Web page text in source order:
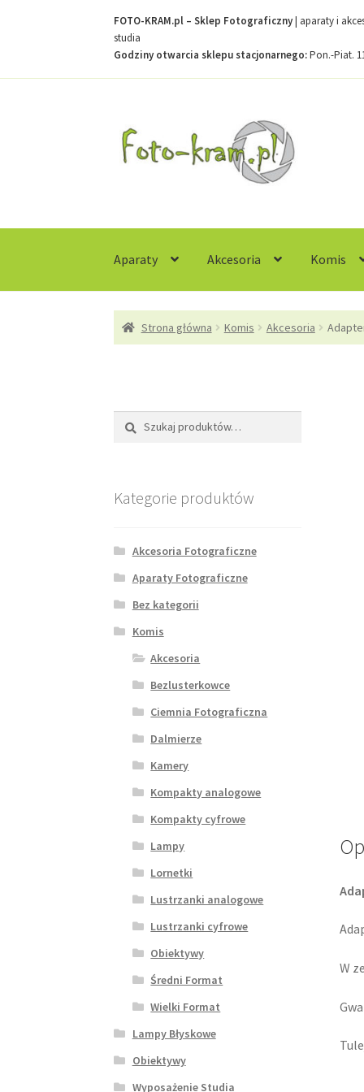
FOTO-KRAM.pl – Sklep Fotograficzny| aparaty i
studia
Godziny otwarcia sklepu stacjonarnego:Pon.-Piat.
do
nawigacji
do
treści
Aparaty Akcesoria Komis
Strona głównaKontaktKoszykMoje konto
Strona główna Komis Akcesoria
W
Szukaj:
Szukaj
Kategorie produktów
Akcesoria Fotograficzne
Aparaty Fotograficzne
Bez kategorii
Komis
Akcesoria
Bezlusterkowce
Ciemnia Fotograficzna
Dalmierze
Kamery
Kompakty analogowe
Kompakty cyfrowe
Lampy
Lornetki
Lustrzanki analogowe
Lustrzanki cyfrowe
Obiektywy
Średni Format
Wielki Format
Lampy Błyskowe
Obiektywy
Wyposażenie Studia